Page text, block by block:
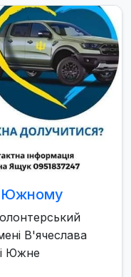
Южному
В'ячеслава
Южне